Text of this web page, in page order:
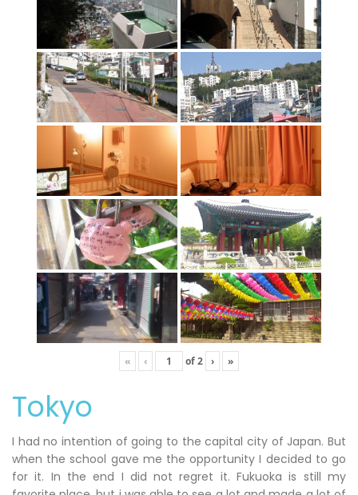
« ‹ of2 › »
Tokyo
I had no intention of going to the capital city of Japan. But
when the school gave me the opportunity I decided to go
for it. In the end I did not regret it. Fukuoka is still my